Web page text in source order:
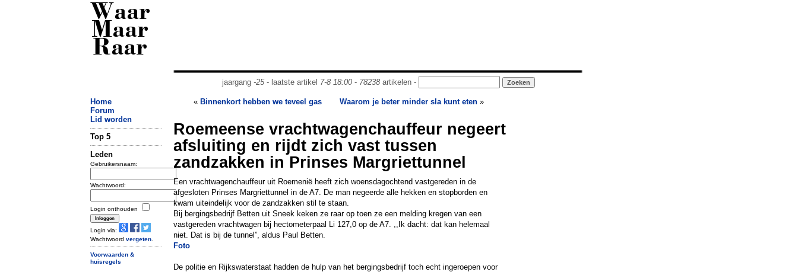
Waar
Maar
Raar
jaargang -25- laatste artikel 7-8 18:00- 78238artikelen -
Home
Forum
Lid worden
Top 5
Leden
Gebruikersnaam:
Wachtwoord:
Login onthouden
Login via:
Wachtwoord vergeten
Voorwaarden &
huisregels
« Binnenkort hebben we teveel gas Waarom je beter minder sla kunt eten »
Roemeense vrachtwagenchauffeur negeert
afsluiting en rijdt zich vast tussen
zandzakken in Prinses Margriettunnel
Een vrachtwagenchauffeur uit Roemenië heeft zich woensdagochtend vastgereden in de
afgesloten Prinses Margriettunnel in de A7. De man negeerde alle hekken en stopborden en
kwam uiteindelijk voor de zandzakken stil te staan.
Bij bergingsbedrijf Betten uit Sneek keken ze raar op toen ze een melding kregen van een
vastgereden vrachtwagen bij hectometerpaal Li 127,0 op de A7. ,,Ik dacht: dat kan helemaal
niet. Dat is bij de tunnel”, aldus Paul Betten.
Foto
De politie en Rijkswaterstaat hadden de hulp van het bergingsbedrijf toch echt ingeroepen voor